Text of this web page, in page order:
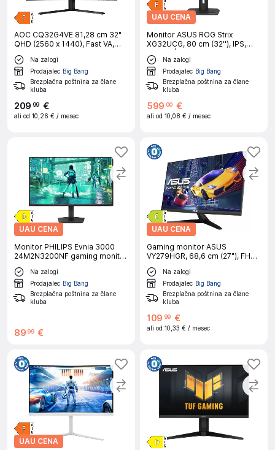
AOC CQ32G4VE 81,28 cm 32"
QHD (2560 x 1440), Fast VA,
1500R, 180Hz gaming ukrivljen
monitorNa zalogi
Prodajalec Big Bang
Brezplačna poštnina za člane
kluba
209 99 €
ali od 10,26 € / mesec
UAU CENA
Monitor ASUS ROG Strix
XG32UCG, 80 cm (32''), IPS,
160 Hz | Gaming
Na zalogi
Prodajalec Big Bang
Brezplačna poštnina za člane
kluba
599 00 €
ali od 10,08 € / mesec
UAU CENA
Monitor PHILIPS Evnia 3000
24M2N3200NF gaming monitor
- 60,5cm (23,8"), FHD (1920 x
1080), IPS, 144Hz, 4ms
(GtG)|Gaming
Na zalogi
Prodajalec Big Bang
Brezplačna poštnina za člane
kluba
89 99 €
UAU CENA
Gaming monitor ASUS
VY279HGR, 68,6 cm (27"), FHD,
IPS, 120 Hz, VGA/HDMI
Na zalogi
Prodajalec Big Bang
Brezplačna poštnina za člane
kluba
109 99 €
ali od 10,33 € / mesec
UAU CENA